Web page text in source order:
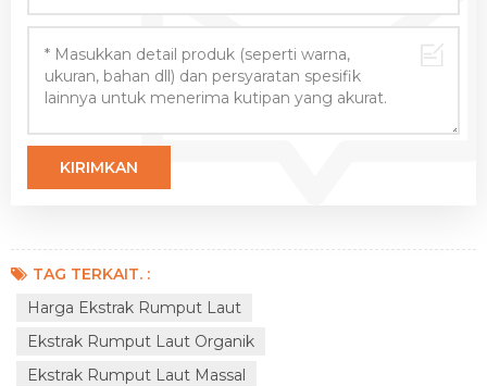
TAG TERKAIT. :
Harga Ekstrak Rumput Laut
Ekstrak Rumput Laut Organik
Ekstrak Rumput Laut Massal